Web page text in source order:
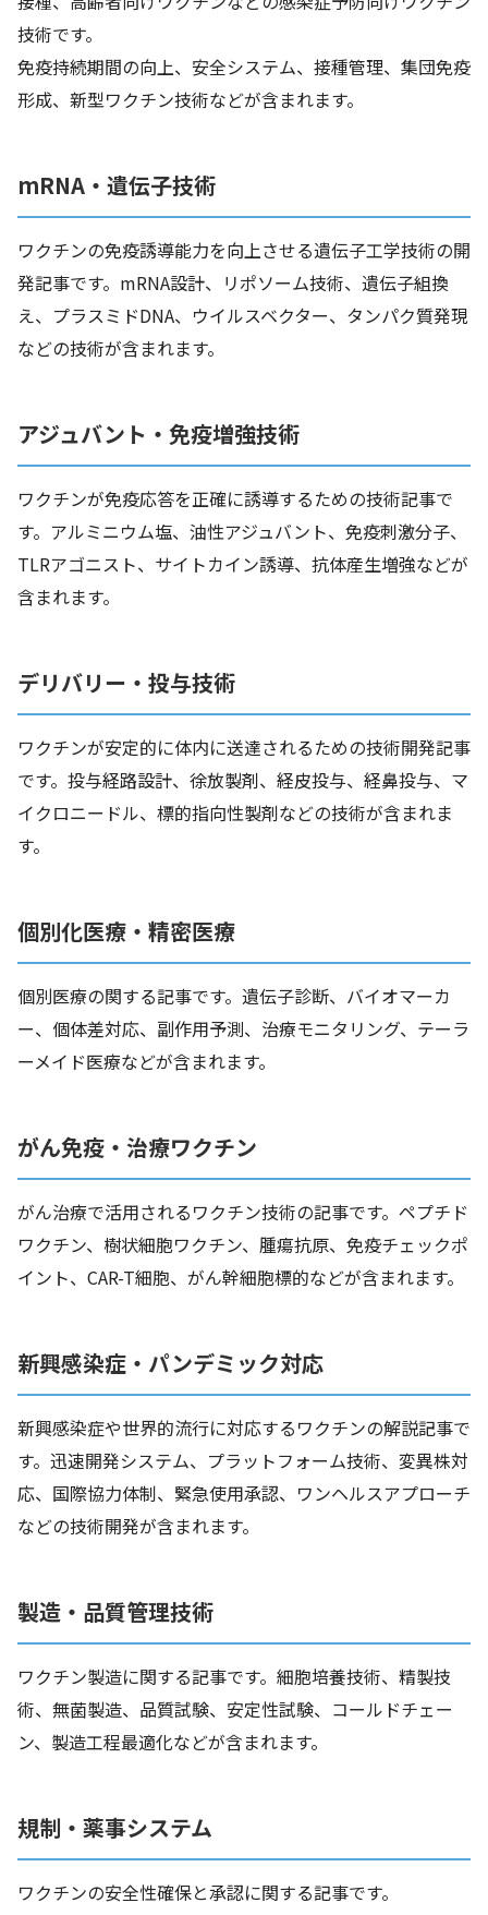
技術です。
免疫持続期間の向上、安全システム、接種管理、集団免疫
形成、新型ワクチン技術などが含まれます。
mRNA・遺伝子技術
ワクチンの免疫誘導能力を向上させる遺伝子工学技術の開
発記事です。mRNA設計、リポソーム技術、遺伝子組換
え、プラスミドDNA、ウイルスベクター、タンパク質発現
などの技術が含まれます。
アジュバント・免疫増強技術
ワクチンが免疫応答を正確に誘導するための技術記事で
す。アルミニウム塩、油性アジュバント、免疫刺激分子、
TLRアゴニスト、サイトカイン誘導、抗体産生増強などが
含まれます。
デリバリー・投与技術
ワクチンが安定的に体内に送達されるための技術開発記事
です。投与経路設計、徐放製剤、経皮投与、経鼻投与、マ
イクロニードル、標的指向性製剤などの技術が含まれま
す。
個別化医療・精密医療
個別医療の関する記事です。遺伝子診断、バイオマーカ
ー、個体差対応、副作用予測、治療モニタリング、テーラ
ーメイド医療などが含まれます。
がん免疫・治療ワクチン
がん治療で活用されるワクチン技術の記事です。ペプチド
ワクチン、樹状細胞ワクチン、腫瘍抗原、免疫チェックポ
イント、CAR-T細胞、がん幹細胞標的などが含まれます。
新興感染症・パンデミック対応
新興感染症や世界的流行に対応するワクチンの解説記事で
す。迅速開発システム、プラットフォーム技術、変異株対
応、国際協力体制、緊急使用承認、ワンヘルスアプローチ
などの技術開発が含まれます。
製造・品質管理技術
ワクチン製造に関する記事です。細胞培養技術、精製技
術、無菌製造、品質試験、安定性試験、コールドチェー
ン、製造工程最適化などが含まれます。
規制・薬事システム
ワクチンの安全性確保と承認に関する記事です。